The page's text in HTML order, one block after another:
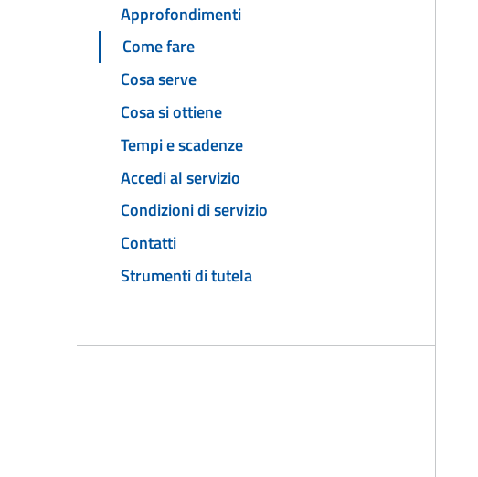
Approfondimenti
Come fare
Cosa serve
Cosa si ottiene
Tempi e scadenze
Accedi al servizio
Condizioni di servizio
Contatti
Strumenti di tutela